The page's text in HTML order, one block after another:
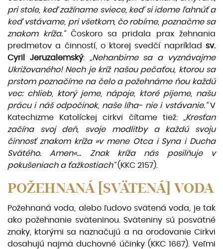
pri stole, keď zažíname sviece, keď si ideme ľahnúť a
keď vstávame, pri všetkom, čo robíme, poznačme sa
znakom kríža.“Čoskoro sa pridala prax žehnania
predmetov a činností, o ktorej svedčí napríklad sv.
Cyril Jeruzalemský: „Nehanbime sa a vyznávajme
Ukrižovaného! Nech je kríž našou pečaťou, ktorou sa
prstom poznačíme na čelo a po­žehnáme ňou každú
vec: chlieb, ktorý jeme, nápoje, ktoré pijeme, našu
prácu i náš odpočinok, naše líha- nie i vstávanie.“V
Katechizme Katolíckej cirkvi čítame tiež: „Kresťan
začína svoj deň, svoje modlitby a každú svoju
činnosť znakom kríža »v mene Otca i Syna i Ducha
Svätého. Amen«… Znak kríža nás posilňuje v
pokušeniach a ťažkostiach“(KKC 2157).
POŽEHNANÁ [SVÄTENÁ] VODA
Požehnaná voda, alebo ľudovo svätená voda, je tak
ako požehnanie sväteninou. Sväteniny sú po­svätné
znaky, ktorými sa naznačujú a na orodovanie Cirkvi
dosahujú najmä duchovné účinky (KKC 1667). Veľmi